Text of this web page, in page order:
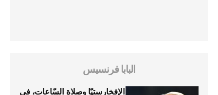
البابا فرنسيس
الإفخارستيّا وصلاة السّاعات، في